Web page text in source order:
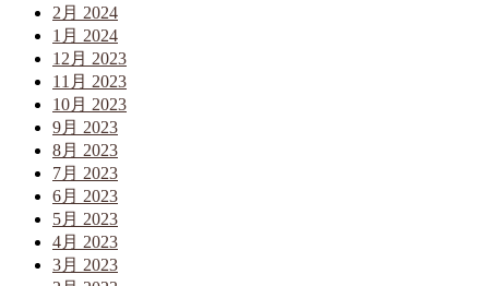
2月 2024
1月 2024
12月 2023
11月 2023
10月 2023
9月 2023
8月 2023
7月 2023
6月 2023
5月 2023
4月 2023
3月 2023